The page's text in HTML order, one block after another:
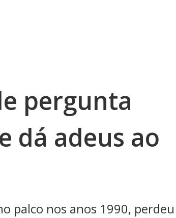
pergunta
dá adeus ao
palco nos anos 1990,